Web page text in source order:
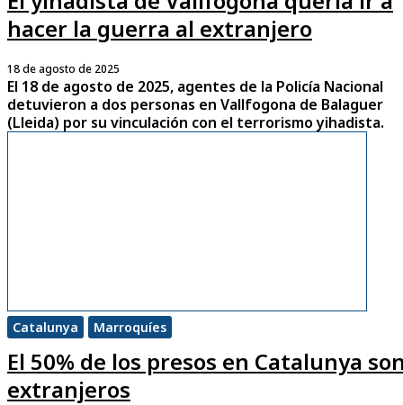
hacer la guerra al extranjero
18 de agosto de 2025
El 18 de agosto de 2025, agentes de la Policía Nacional
detuvieron a dos personas en Vallfogona de Balaguer
(Lleida) por su vinculación con el terrorismo yihadista.
Catalunya Marroquíes
El 50% de los presos en Catalunya
extranjeros